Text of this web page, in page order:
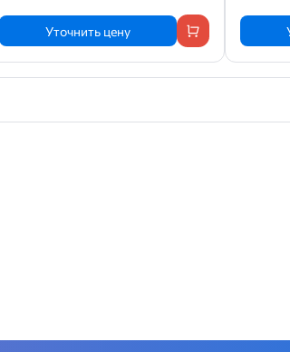
Уточнить цену